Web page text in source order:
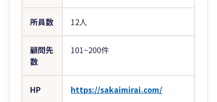
所員数 12人
顧問先
数
101~200件
HP https://sakaimirai.com/